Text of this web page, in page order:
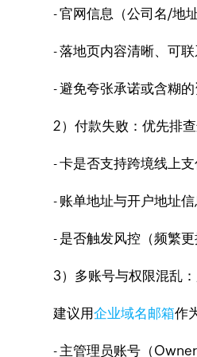
- 官网信息（公司名/地
- 落地页内容清晰、可
- 避免夸张承诺或含糊
2）付款失败：优先排
- 卡是否支持跨境线上
- 账单地址与开户地址
- 是否触发风控（频繁
3）多账号与权限混乱
建议用企业域名邮箱作
- 主管理员账号（Owner